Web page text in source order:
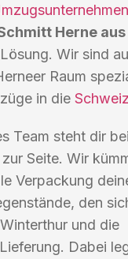
Herne
Wir sind
Raum
in die Schweiz
Team steht dir
Seite. Wir
Verpackung
den
und die
Dabei